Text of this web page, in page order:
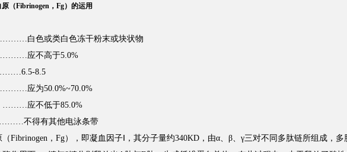
（Fibrinogen，Fg）的运用
白色或类白色冻干粉末或块状物
应不高于5.0%
8.5
应为50.0%~70.0%
………应不低于85.0%
不得有其他电泳条带
Fibrinogen，Fg），即凝血因子Ⅰ，其分子量约340KD，由α、β、γ三对不同多肽链所组成，多